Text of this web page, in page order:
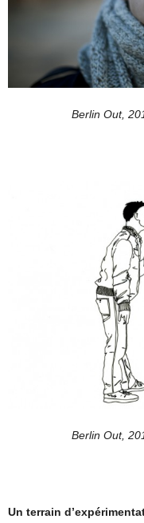
Berlin Out,
Berlin Out,
Un terrain